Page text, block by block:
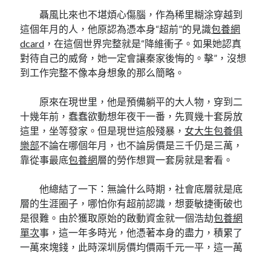
聶風比來也不堪煩心傷腦，作為稀里糊涂穿越到
這個年月的人，他原認為憑本身“超前”的見識包養網
dcard ，在這個世界完整就是“降維衝子。如果她認真
對待自己的威脅，她一定會讓秦家後悔的。擊”，沒想
到工作完整不像本身想象的那么簡略。
原來在現世里，他是預備躺平的大人物，穿到二
十幾年前，蠢蠢欲動想年夜干一番，先買幾十套房放
這里，坐等發家。但是現世這般殘暴， 女大生包養俱
樂部不論在哪個年月，也不論房價是三千仍是三萬，
靠從事最底包養網層的勞作想買一套房就是奢看。
他總結了一下：無論什么時期，社會底層就是底
層的生涯圈子，哪怕你有超前認識，想要敏捷衝破也
是很難。由於獲取原始的啟動資金就一個浩劫包養網
單次事，這一年多時光，他憑著本身的盡力，積累了
一萬來塊錢，此時深圳房價均價兩千元一平，這一萬